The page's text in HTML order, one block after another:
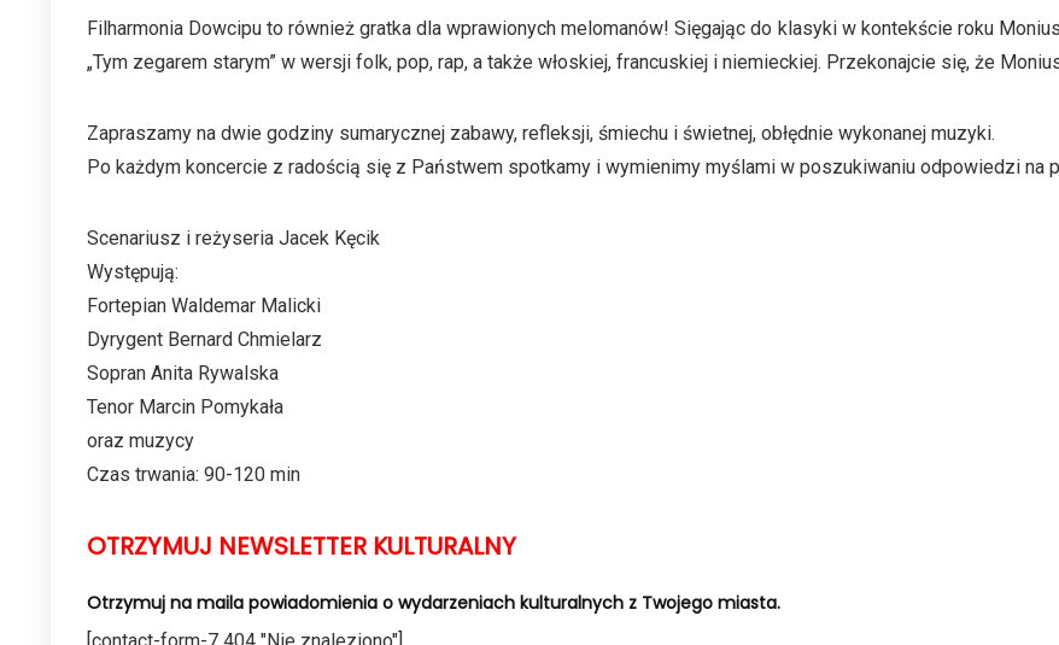
Filharmonia Dowcipu to również gratka dla wprawionych melomanów! Sięgając do klasyki w kontekście roku
„Tym zegarem starym” w wersji folk, pop, rap, a także włoskiej, francuskiej i niemieckiej. Przekonajcie się, że
Zapraszamy na dwie godziny sumarycznej zabawy, refleksji, śmiechu i świetnej, obłędnie wykonanej muzyki.
Po każdym koncercie z radością się z Państwem spotkamy i wymienimy myślami w poszukiwaniu odpowiedzi na
Scenariusz i reżyseria Jacek Kęcik
Występują:
Fortepian Waldemar Malicki
Dyrygent Bernard Chmielarz
Sopran Anita Rywalska
Tenor Marcin Pomykała
oraz muzycy
Czas trwania: 90-120 min
OTRZYMUJ NEWSLETTER KULTURALNY
Otrzymuj na maila powiadomienia o wydarzeniach kulturalnych z Twojego miasta.